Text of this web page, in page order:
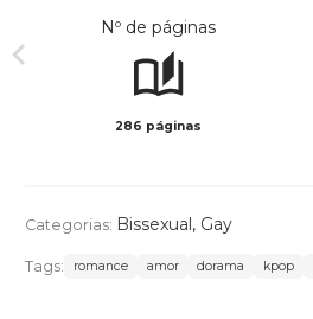
Nº de páginas
286 páginas
Categorias: Bissexual, Gay
Tags: romance amor dorama kpop